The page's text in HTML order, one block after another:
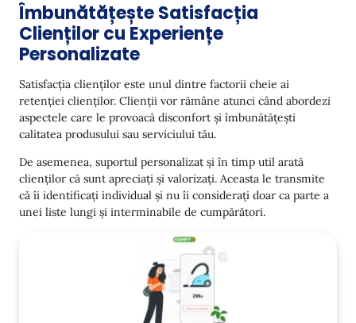
Îmbunătățește Satisfacția
Clienților cu Experiențe
Personalizate
Satisfacția clienților este unul dintre factorii cheie ai
retenției clienților. Clienții vor rămâne atunci când abordezi
aspectele care le provoacă disconfort și îmbunătățești
calitatea produsului sau serviciului tău.
De asemenea, suportul personalizat și în timp util arată
clienților că sunt apreciați și valorizați. Aceasta le transmite
că îi identificați individual și nu îi considerați doar ca parte a
unei liste lungi și interminabile de cumpărători.